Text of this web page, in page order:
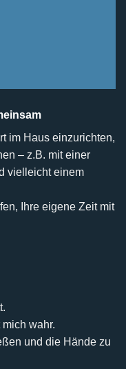
im Haus einzurichten,
– z.B. mit einer
vielleicht einem
Ihre eigene Zeit mit
wahr.
und die Hände zu